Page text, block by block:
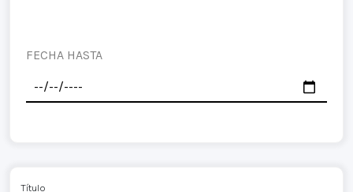
FECHA HASTA
Título